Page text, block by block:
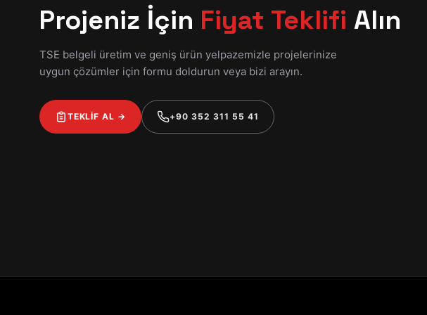
Projeniz İçin Fiyat Teklifi Alın
TSE belgeli üretim ve geniş ürün yelpazemizle projelerinize
uygun çözümler için formu doldurun veya bizi arayın.
TEKLİF AL → +90 352 311 55 41